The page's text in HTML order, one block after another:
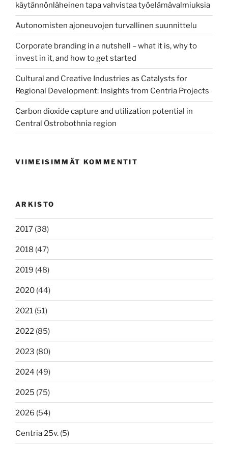
käytännönläheinen tapa vahvistaa työelämävalmiuksia
Autonomisten ajoneuvojen turvallinen suunnittelu
Corporate branding in a nutshell – what it is, why to
invest in it, and how to get started
Cultural and Creative Industries as Catalysts for
Regional Development: Insights from Centria Projects
Carbon dioxide capture and utilization potential in
Central Ostrobothnia region
VIIMEISIMMÄT KOMMENTIT
ARKISTO
2017 (38)
2018 (47)
2019 (48)
2020 (44)
2021 (51)
2022 (85)
2023 (80)
2024 (49)
2025 (75)
2026 (54)
Centria 25v. (5)